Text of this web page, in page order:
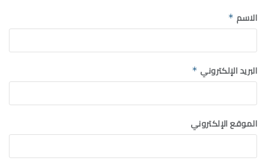
الاسم *
البريد الإلكتروني *
الموقع الإلكتروني